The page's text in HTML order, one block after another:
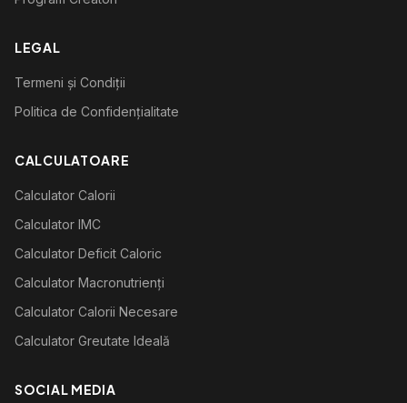
LEGAL
Termeni și Condiții
Politica de Confidențialitate
CALCULATOARE
Calculator Calorii
Calculator IMC
Calculator Deficit Caloric
Calculator Macronutrienți
Calculator Calorii Necesare
Calculator Greutate Ideală
SOCIAL MEDIA